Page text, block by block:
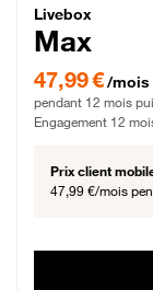
Livebox
Livebox
Max
47,99 € par mois
47,99 €/mois
pendant 12 mois
Engagement 12
Prix client
47,99 €/mois